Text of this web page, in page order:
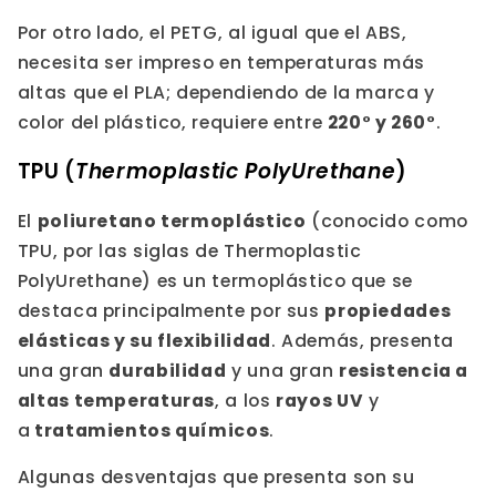
Por otro lado, el PETG, al igual que el ABS,
necesita ser impreso en temperaturas más
altas que el PLA; dependiendo de la marca y
color del plástico, requiere entre 220° y 260°.
TPU (Thermoplastic PolyUrethane)
El poliuretano termoplástico (conocido como
TPU, por las siglas de Thermoplastic
PolyUrethane) es un termoplástico que se
destaca principalmente por sus propiedades
elásticas y su flexibilidad. Además, presenta
una gran durabilidad y una gran resistencia a
altas temperaturas, a los rayos UV y
a tratamientos químicos.
Algunas desventajas que presenta son su